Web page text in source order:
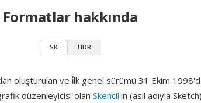
Formatlar hakkında
SK HDR
oluşturulan ve i̇lk genel sürümü 31 Ekim
düzenleyicisi olan Skencil'ın (asıl adıyla